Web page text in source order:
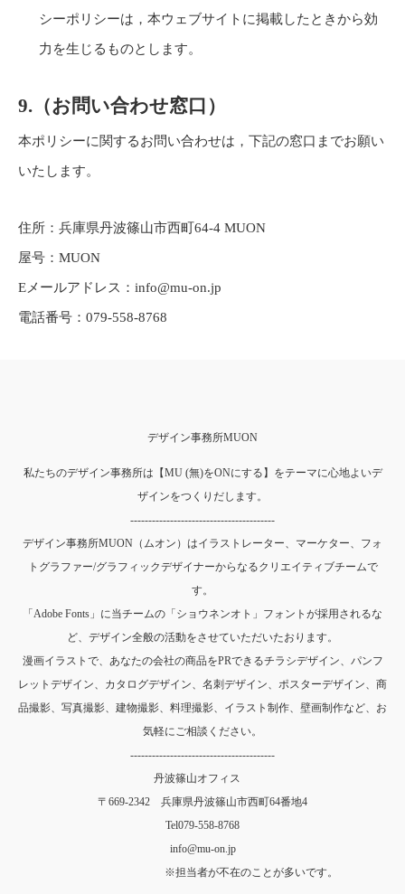
シーポリシーは，本ウェブサイトに掲載したときから効
力を生じるものとします。
9.（お問い合わせ窓口）
本ポリシーに関するお問い合わせは，下記の窓口までお願い
いたします。
住所：兵庫県丹波篠山市西町64-4 MUON
屋号：MUON
Eメールアドレス：info@mu-on.jp
電話番号：079-558-8768
デザイン事務所MUON
私たちのデザイン事務所は【MU (無)をONにする】をテーマに心地よいデ
ザインをつくりだします。
----------------------------------------
デザイン事務所MUON（ムオン）はイラストレーター、マーケター、フォ
トグラファー/グラフィックデザイナーからなるクリエイティブチームで
す。
「Adobe Fonts」に当チームの「ショウネンオト」フォントが採用されるな
ど、デザイン全般の活動をさせていただいたおります。
漫画イラストで、あなたの会社の商品をPRできるチラシデザイン、パンフ
レットデザイン、カタログデザイン、名刺デザイン、ポスターデザイン、商
品撮影、写真撮影、建物撮影、料理撮影、イラスト制作、壁画制作など、お
気軽にご相談ください。
----------------------------------------
丹波篠山オフィス
〒669-2342 兵庫県丹波篠山市西町64番地4
Tel079-558-8768
info@mu-on.jp
※担当者が不在のことが多いです。